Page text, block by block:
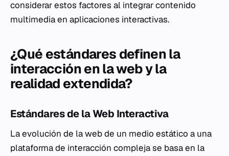
considerar estos factores al integrar contenido
multimedia en aplicaciones interactivas.
¿Qué estándares definen la
interacción en la web y la
realidad extendida?
Estándares de la Web Interactiva
La evolución de la web de un medio estático a una
plataforma de interacción compleja se basa en la